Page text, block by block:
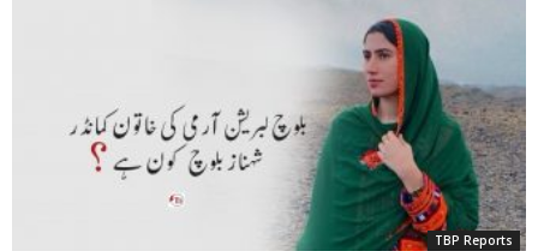
TBP Reports